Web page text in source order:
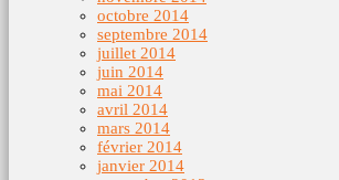
octobre 2014
septembre 2014
juillet 2014
juin 2014
mai 2014
avril 2014
mars 2014
février 2014
janvier 2014